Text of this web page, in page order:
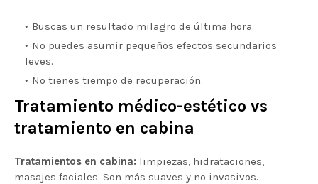
Buscas un resultado milagro de última hora.
No puedes asumir pequeños efectos secundarios
leves.
No tienes tiempo de recuperación.
Tratamiento médico-estético vs
tratamiento en cabina
Tratamientos en cabina: limpiezas, hidrataciones,
masajes faciales. Son más suaves y no invasivos.